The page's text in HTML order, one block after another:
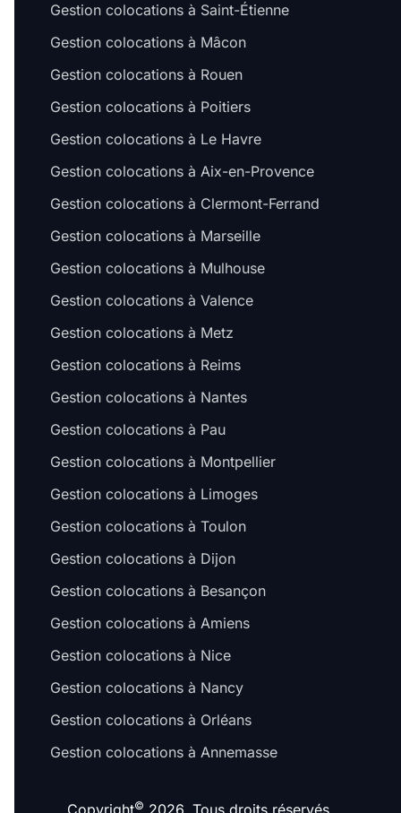
Gestion colocations à Saint-Étienne
Gestion colocations à Mâcon
Gestion colocations à Rouen
Gestion colocations à Poitiers
Gestion colocations à Le Havre
Gestion colocations à Aix-en-Provence
Gestion colocations à Clermont-Ferrand
Gestion colocations à Marseille
Gestion colocations à Mulhouse
Gestion colocations à Valence
Gestion colocations à Metz
Gestion colocations à Reims
Gestion colocations à Nantes
Gestion colocations à Pau
Gestion colocations à Montpellier
Gestion colocations à Limoges
Gestion colocations à Toulon
Gestion colocations à Dijon
Gestion colocations à Besançon
Gestion colocations à Amiens
Gestion colocations à Nice
Gestion colocations à Nancy
Gestion colocations à Orléans
Gestion colocations à Annemasse
©